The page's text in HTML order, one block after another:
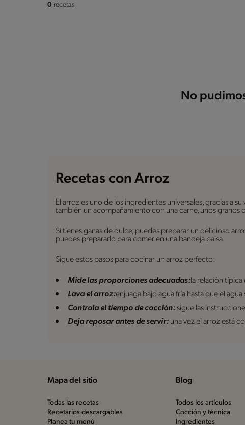
0 recetas
No
Recetas con Arroz
El arroz es uno de los ingredientes universales, gracias a
también un acompañamiento con una carne, unos granos
Si tienes ganas de dulce, puedes preparar un delicioso
puedes prepararlo para comer en una bandeja paisa.
Sigue estos pasos para cocinar un arroz perfecto:
Mide las proporciones adecuadas:la relación típica
Lava el arroz:enjuaga bajo agua fría hasta que el
Controla el tiempo de cocción:sigue las
Deja reposar antes de servir: una vez el arroz está
Mapa del sitio
Todas las recetas
Recetarios descargables
Planea tu menú
Blog
Todos los artículos
Cocción y técnica
Ingredientes